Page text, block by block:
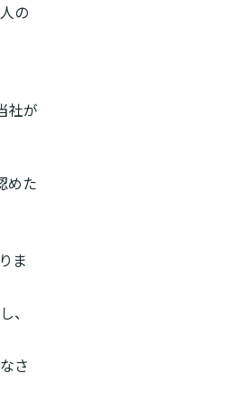
の
社が
めた
ま
、
さ